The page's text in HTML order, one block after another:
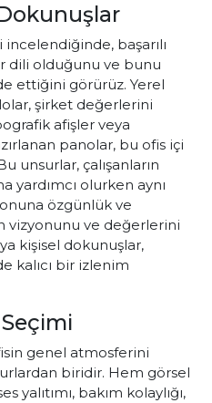
başarılı
dili olduğunu ve bunu
ettiğini görürüz. Yerel
şirket değerlerini
afişler veya
panolar, bu ofis içi
unsurlar, çalışanların
yardımcı olurken aynı
özgünlük ve
vizyonunu ve değerlerini
kişisel dokunuşlar,
kalıcı bir izlenim
genel atmosferini
biridir. Hem görsel
yalıtımı, bakım kolaylığı,